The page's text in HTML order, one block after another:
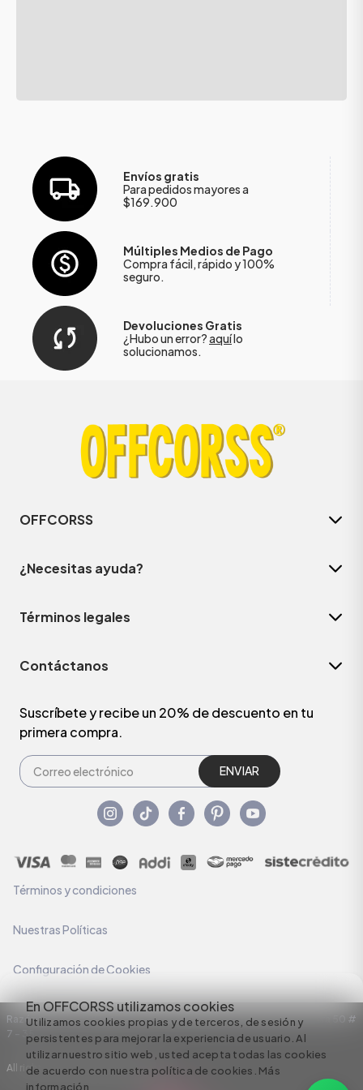
En OFFCORSS utilizamos cookies
Utilizamos cookies propias y de terceros, de sesión y
persistentes para mejorar la experiencia de usuario. Al
utilizar nuestro sitio web, usted acepta todas las cookies
de acuerdo con nuestra política de cookies. Más
información
Envíos gratis
Para pedidos mayores a
$169.900
Múltiples Medios de Pago
Compra fácil, rápido y 100%
seguro.
Devoluciones Gratis
¿Hubo un error?aquílo
solucionamos.
OFFCORSS
¿Necesitas ayuda?
Términos legales
Contáctanos
Suscríbete y recibe un 20% de descuento en tu
primera compra.
ENVIAR
Términos y condiciones
Nuestras Políticas
Configuración de Cookies
Razón Social: C.I HERMECO S.A. NIT: 890924167-6 Dirección: Carrera 50 #
7 – 35
All rights reserved empowered by